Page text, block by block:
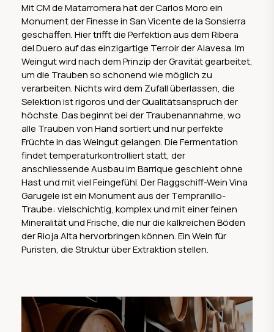
Mit CM de Matarromera hat der Carlos Moro ein
Monument der Finesse in San Vicente de la Sonsierra
geschaffen. Hier trifft die Perfektion aus dem Ribera
del Duero auf das einzigartige Terroir der Alavesa. Im
Weingut wird nach dem Prinzip der Gravität gearbeitet,
um die Trauben so schonend wie möglich zu
verarbeiten. Nichts wird dem Zufall überlassen, die
Selektion ist rigoros und der Qualitätsanspruch der
höchste. Das beginnt bei der Traubenannahme, wo
alle Trauben von Hand sortiert und nur perfekte
Früchte in das Weingut gelangen. Die Fermentation
findet temperaturkontrolliert statt, der
anschliessende Ausbau im Barrique geschieht ohne
Hast und mit viel Feingefühl. Der Flaggschiff-Wein Vina
Garugele ist ein Monument aus der Tempranillo-
Traube: vielschichtig, komplex und mit einer feinen
Mineralität und Frische, die nur die kalkreichen Böden
der Rioja Alta hervorbringen können. Ein Wein für
Puristen, die Struktur über Extraktion stellen.